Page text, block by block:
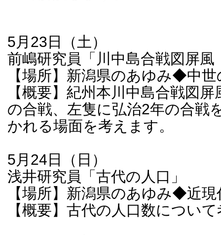
5月23日（土）
前嶋研究員「川中島合戦図屏
【場所】新潟県のあゆみ◆中世
【概要】紀州本川中島合戦図
の合戦、左隻に弘治2年の合戦
かれる場面を考えます。
5月24日（日）
浅井研究員「古代の人口」
【場所】新潟県のあゆみ◆近
【概要】古代の人口数につい